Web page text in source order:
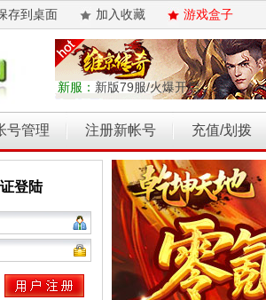
存到桌面 加入收藏 游戏盒子
新服： 新版79服/火爆开启
号管理 注册新帐号 充值/划拨
登陆 乾坤天地
开天西游
霸者归来
权力的游戏
维京传奇